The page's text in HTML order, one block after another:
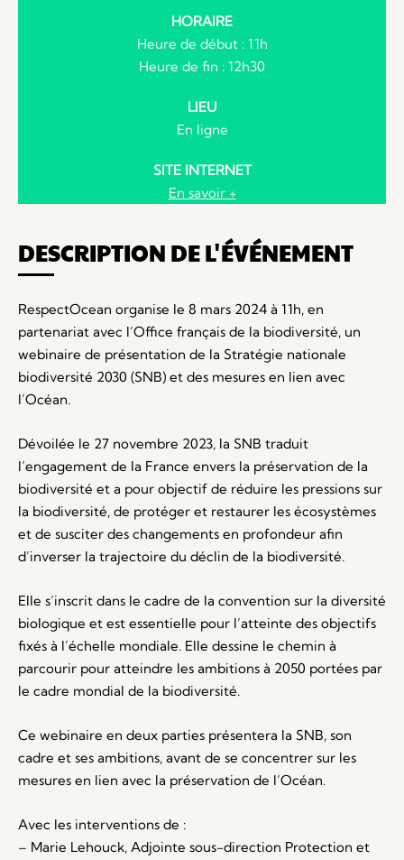
HORAIRE
Heure de début : 11h
Heure de fin : 12h30
LIEU
En ligne
SITE INTERNET
En savoir +
DESCRIPTION DE L'ÉVÉNEMENT
RespectOcean organise le 8 mars 2024 à 11h, en
partenariat avec l’Office français de la biodiversité, un
webinaire de présentation de la Stratégie nationale
biodiversité 2030 (SNB) et des mesures en lien avec
l’Océan.
Dévoilée le 27 novembre 2023, la SNB traduit
l’engagement de la France envers la préservation de la
biodiversité et a pour objectif de réduire les pressions sur
la biodiversité, de protéger et restaurer les écosystèmes
et de susciter des changements en profondeur afin
d’inverser la trajectoire du déclin de la biodiversité.
Elle s’inscrit dans le cadre de la convention sur la diversité
biologique et est essentielle pour l’atteinte des objectifs
fixés à l’échelle mondiale. Elle dessine le chemin à
parcourir pour atteindre les ambitions à 2050 portées par
le cadre mondial de la biodiversité.
Ce webinaire en deux parties présentera la SNB, son
cadre et ses ambitions, avant de se concentrer sur les
mesures en lien avec la préservation de l’Océan.
Avec les interventions de :
– Marie Lehouck, Adjointe sous-direction Protection et